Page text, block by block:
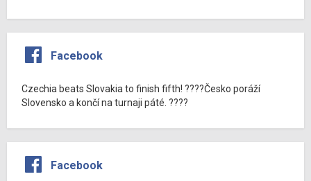
Facebook
Czechia beats Slovakia to finish fifth! ????Česko poráží
Slovensko a končí na turnaji páté. ????
Facebook